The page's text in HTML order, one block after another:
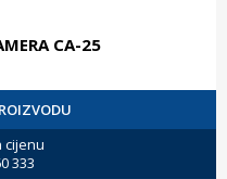
CA-25
cijenu
333